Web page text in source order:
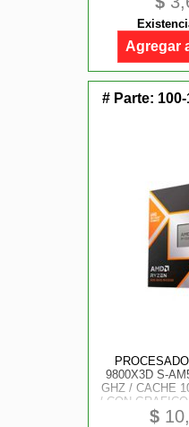
Agregar
# Parte:
9800X3D S-
GHZ / CACHE
/ CON
/
$